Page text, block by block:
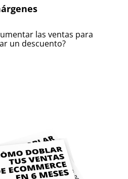
las ventas para
un descuento?